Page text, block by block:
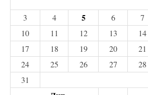
3
4 5 6 7
10
11 12 13 14
17
18 19 20 21
24
25 26 27 28
31